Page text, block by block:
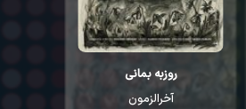
روزبه بمانی
آخرالزمون